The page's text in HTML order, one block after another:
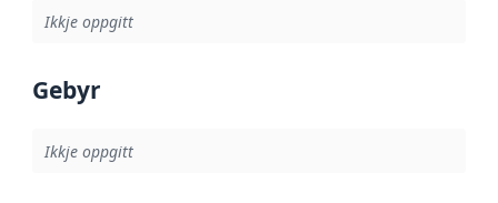
Ikkje oppgitt
Gebyr
Ikkje oppgitt